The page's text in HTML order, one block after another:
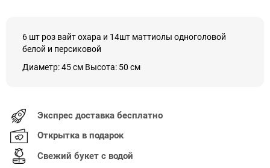
6 шт роз вайт охара и 14шт маттиолы одноголовой
белой и персиковой
Диаметр: 45 см Высота: 50 см
Экспрес доставка бесплатно
Открытка в подарок
Свежий букет с водой